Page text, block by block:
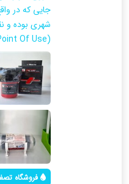
جایی که در
شهری بوده و
(Point Of Use) است.
فروشگاه